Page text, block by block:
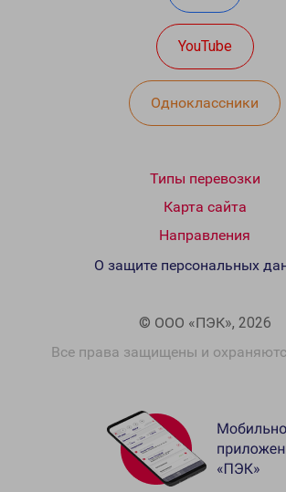
YouTube
Одноклассники
Типы перевозки
Карта сайта
Направления
© ООО «ПЭК», 2026
Все права защищены и
О защите персональных